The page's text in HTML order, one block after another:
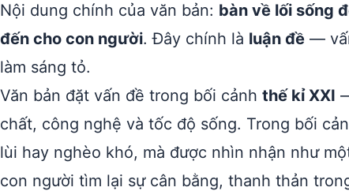
Nội dung chính của văn bản: bàn về lối sống
đến cho con người. Đây chính là luận đề —
làm sáng tỏ.
Văn bản đặt vấn đề trong bối cảnh thế kỉ XXI
chất, công nghệ và tốc độ sống. Trong bối
lùi hay nghèo khó, mà được nhìn nhận như
con người tìm lại sự cân bằng, thanh thản